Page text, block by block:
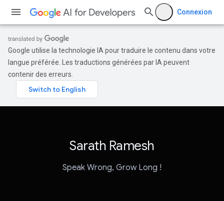
Connexion
Google utilise la technologie IA pour traduire le contenu dans votre
langue préférée. Les traductions générées par IA peuvent
contenir des erreurs.
Sarath Ramesh
Speak Wrong, Grow Long !